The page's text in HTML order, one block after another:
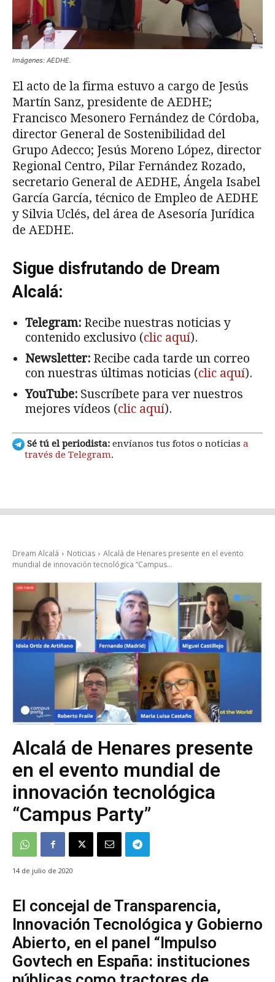
Imágenes: AEDHE.
El acto de la firma estuvo a cargo de Jesús
Martín Sanz, presidente de AEDHE;
Francisco Mesonero Fernández de Córdoba,
director General de Sostenibilidad del
Grupo Adecco; Jesús Moreno López, director
Regional Centro, Pilar Fernández Rozado,
secretario General de AEDHE, Ángela Isabel
García García, técnico de Empleo de AEDHE
y Silvia Uclés, del área de Asesoría Jurídica
de AEDHE.
Sigue disfrutando de Dream
Alcalá:
Telegram: Recibe nuestras noticias y
contenido exclusivo (clic aquí).
Newsletter: Recibe cada tarde un correo
con nuestras últimas noticias (clic aquí).
YouTube: Suscríbete para ver nuestros
mejores vídeos (clic aquí).
Sé tú el periodista: envíanos tus fotos o noticias a
través de Telegram.